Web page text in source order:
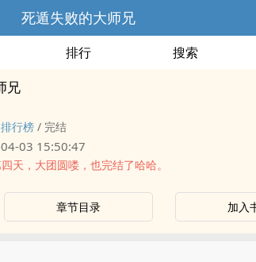
死遁失败的大师兄
排行 搜索
兄
排行榜 / 完结
03 15:50:47
天，大团圆喽，也完结了哈哈。
章节目录 加入